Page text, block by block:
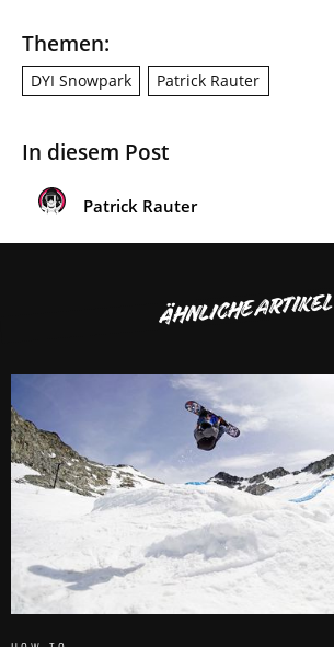
Themen:
DYI Snowpark Patrick Rauter
In diesem Post
Patrick Rauter
ÄHNLICHE ARTIKEL